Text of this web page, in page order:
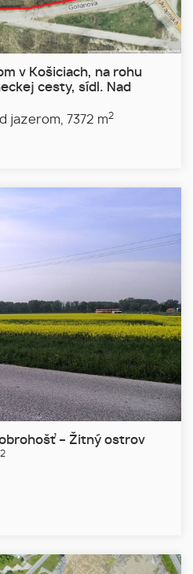
v Košiciach, na rohu
cesty, sídl. Nad
jazerom, 7372 m2
– Žitný ostrov
2